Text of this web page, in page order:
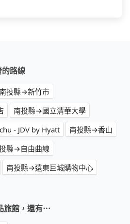
路線
投縣→新竹市
南投縣→國立清華大學
- JDV by Hyatt
南投縣→香山
縣→自由曲線
南投縣→遠東巨城購物中心
旅館，還有⋯